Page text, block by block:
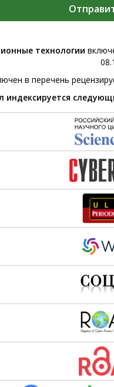
технологии
в перечень
индексируется